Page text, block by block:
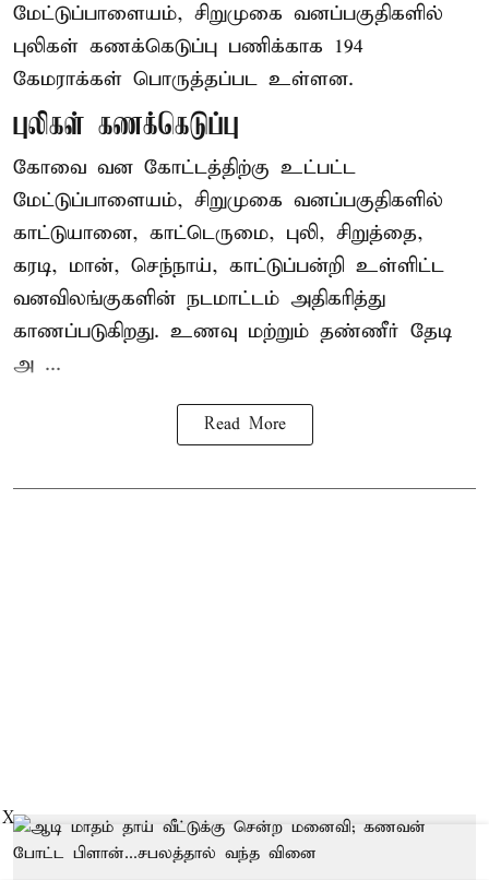
மேட்டுப்பாளையம், சிறுமுகை வனப்பகுதிகளில்
புலிகள் கணக்கெடுப்பு பணிக்காக 194
கேமராக்கள் பொருத்தப்பட உள்ளன.
புலிகள் கணக்கெடுப்பு
கோவை வன கோட்டத்திற்கு உட்பட்ட
மேட்டுப்பாளையம், சிறுமுகை வனப்பகுதிகளில்
காட்டுயானை, காட்டெருமை, புலி, சிறுத்தை,
கரடி, மான், செந்நாய், காட்டுப்பன்றி உள்ளிட்ட
வனவிலங்குகளின் நடமாட்டம் அதிகரித்து
காணப்படுகிறது. உணவு மற்றும் தண்ணீர் தேடி
அ ...
Read More
X